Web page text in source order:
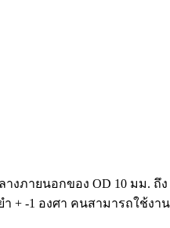
งภายนอกของ OD 10 มม. ถึ
-1 องศา คนสามารถใช้งา